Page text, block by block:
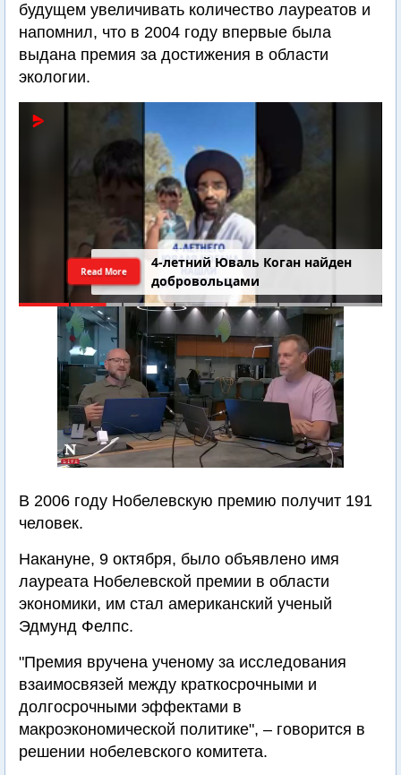
будущем увеличивать количество лауреатов и
напомнил, что в 2004 году впервые была
выдана премия за достижения в области
экологии.
4-летний Юваль Коган найден
добровольцами
Read More
В 2006 году Нобелевскую премию получит 191
человек.
Накануне, 9 октября, было объявлено имя
лауреата Нобелевской премии в области
экономики, им стал американский ученый
Эдмунд Фелпс.
"Премия вручена ученому за исследования
взаимосвязей между краткосрочными и
долгосрочными эффектами в
макроэкономической политике", – говорится в
решении нобелевского комитета.